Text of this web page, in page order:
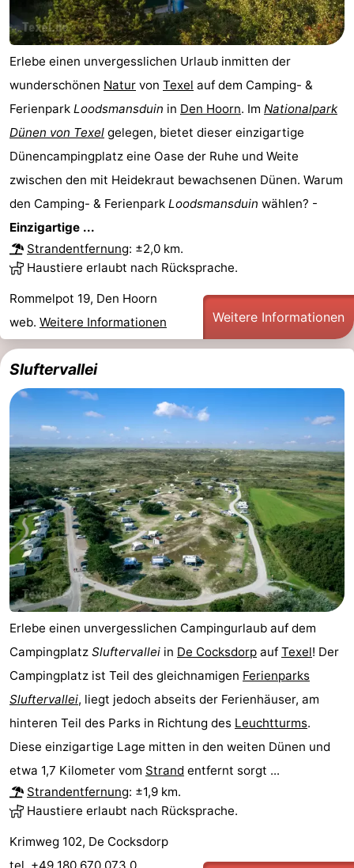
Aussichtspunkte
Attraktionen
-
Rundfahrten
-
Bauernhöfe
-
Spielplätze
-
Minigolfplätze
Natur
Führungen
Sport
-
Schwimmbader
-
Radfahren
-
Wandern
-
Reiten
-
Surfen
-
Wattwandern
-
Sportangeln
Seehunden
Essen
und
trinken
Veranstaltungen
Praktisch
Forum
Route
-
Fähre
-
Reisebuchshop
Erlebe einen unvergesslichen Urlaub inmitten der
wunderschönen Natur von Texel auf dem Camping- &
Ferienpark Loodsmansduin in Den Hoorn. Im Nationalpark
Dünen von Texel gelegen, bietet dieser einzigartige
Dünencampingplatz eine Oase der Ruhe und Weite
zwischen den mit Heidekraut bewachsenen Dünen. Warum
den Camping- & Ferienpark Loodsmansduin wählen? -
Einzigartige ...
Strandentfernung: ±2,0 km.
Haustiere erlaubt nach Rücksprache.
Rommelpot 19, Den Hoorn
web. Weitere Informationen Weitere Informationen
Sluftervallei
Erlebe einen unvergesslichen Campingurlaub auf dem
Campingplatz Sluftervallei in De Cocksdorp auf Texel! Der
Campingplatz ist Teil des gleichnamigen Ferienparks
Sluftervallei, liegt jedoch abseits der Ferienhäuser, am
hinteren Teil des Parks in Richtung des Leuchtturms.
Diese einzigartige Lage mitten in den weiten Dünen und
etwa 1,7 Kilometer vom Strand entfernt sorgt ...
Strandentfernung: ±1,9 km.
Haustiere erlaubt nach Rücksprache.
Krimweg 102, De Cocksdorp
tel. +49 180 670 073 0